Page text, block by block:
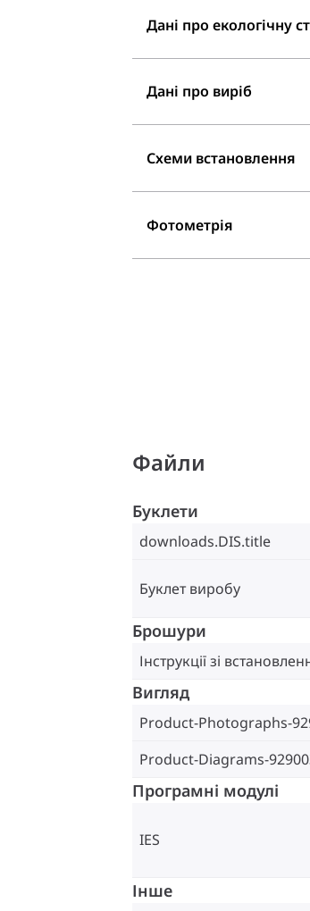
Дані про екологічну
Дані про виріб
Схеми встановлення
Фотометрія
Файли
Буклети
downloads.DIS.title
Буклет виробу
Брошури
Інструкції зі
Вигляд
Product-Photographs-
Product-Diagrams-
Програмні модулі
IES
Інше